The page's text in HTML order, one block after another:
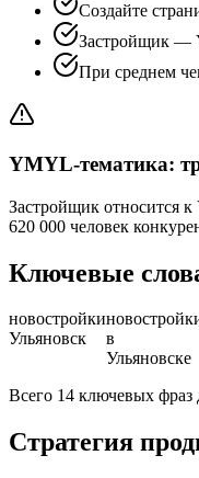
Создайте
Застройщик —
При среднем
YMYL-тематика:
Застройщик относится
620 000 человек
Ключевые
новостройки
Ульяновск
в
Ульяновске
Всего 14 ключевых фраз
Стратегия